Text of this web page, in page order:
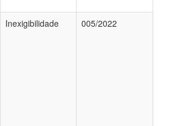
Inexigibilidade 005/2022